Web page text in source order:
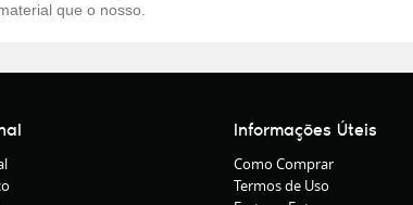
que o nosso.
Informações Úteis
Como Comprar
Termos de Uso